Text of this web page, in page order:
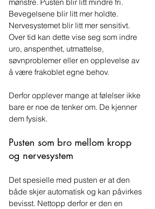
mønstre. Pusten blir litt mindre fri.
Bevegelsene blir litt mer holdte.
Nervesystemet blir litt mer sensitivt.
Over tid kan dette vise seg som indre
uro, anspenthet, utmattelse,
søvnproblemer eller en opplevelse av
å være frakoblet egne behov.
Derfor opplever mange at følelser ikke
bare er noe de tenker om. De kjenner
dem fysisk.
Pusten som bro mellom kropp
og nervesystem
Det spesielle med pusten er at den
både skjer automatisk og kan påvirkes
bevisst. Nettopp derfor er den en